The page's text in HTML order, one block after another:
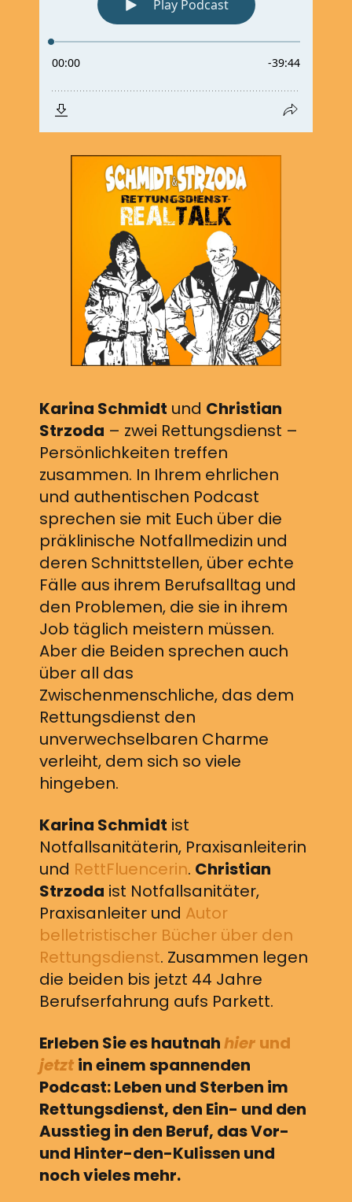
Karina Schmidt und Christian
Strzoda – zwei Rettungsdienst –
Persönlichkeiten treffen
zusammen. In Ihrem ehrlichen
und authentischen Podcast
sprechen sie mit Euch über die
präklinische Notfallmedizin und
deren Schnittstellen, über echte
Fälle aus ihrem Berufsalltag und
den Problemen, die sie in ihrem
Job täglich meistern müssen.
Aber die Beiden sprechen auch
über all das
Zwischenmenschliche, das dem
Rettungsdienst den
unverwechselbaren Charme
verleiht, dem sich so viele
hingeben.
Karina Schmidt ist
Notfallsanitäterin, Praxisanleiterin
und RettFluencerin. Christian
Strzoda ist Notfallsanitäter,
Praxisanleiter und Autor
belletristischer Bücher über den
Rettungsdienst. Zusammen legen
die beiden bis jetzt 44 Jahre
Berufserfahrung aufs Parkett.
Erleben Sie es hautnahhier und
jetzt in einem spannenden
Podcast: Leben und Sterben im
Rettungsdienst, den Ein- und den
Ausstieg in den Beruf, das Vor-
und Hinter-den-Kulissen und
noch vieles mehr.